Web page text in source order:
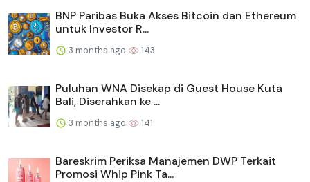
BNP Paribas Buka Akses Bitcoin dan Ethereum
untuk Investor R...
3 months ago 143
Puluhan WNA Disekap di Guest House Kuta
Bali, Diserahkan ke ...
3 months ago 141
Bareskrim Periksa Manajemen DWP Terkait
Promosi Whip Pink Ta...